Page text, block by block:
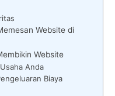
Website di
Website
Anda
Biaya